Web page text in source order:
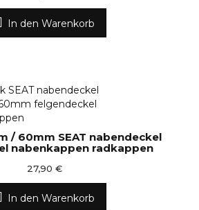
In den Warenkorb
/ 60mm SEAT nabendeckel
nabenkappen radkappen
27,90 €
In den Warenkorb